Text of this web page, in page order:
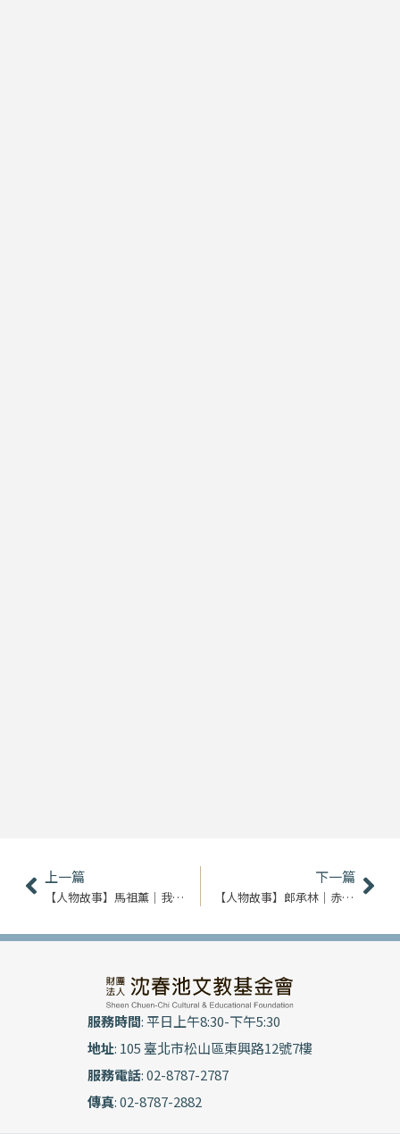
上一頁
上一篇
【人物故事】馬祖薰｜我在夾縫中求生
下一篇
【人物故事】郎承林｜赤子初心 南京來的老頑童
下
服務時間: 平日上午8:30-下午5:30
地址: 105 臺北市松山區東興路12號7樓
服務電話: 02-8787-2787
傳真: 02-8787-2882